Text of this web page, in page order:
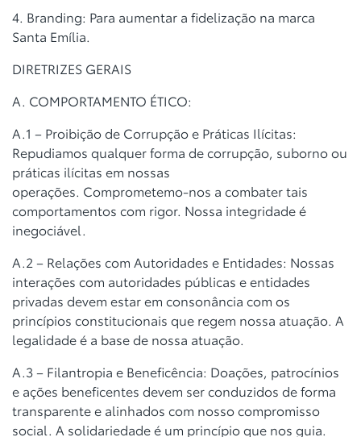
4. Branding: Para aumentar a fidelização na marca
Santa Emília.
DIRETRIZES GERAIS
A. COMPORTAMENTO ÉTICO:
A.1 – Proibição de Corrupção e Práticas Ilícitas:
Repudiamos qualquerforma de corrupção, suborno ou
práticas ilícitas em nossas
operações. Comprometemo-nos a combater tais
comportamentos com rigor. Nossa integridade é
inegociável.
A.2 – Relações com Autoridades e Entidades: Nossas
interações com autoridades públicas e entidades
privadas devem estar em consonância com os
princípios constitucionais que regem nossa atuação. A
legalidade é a basede nossa atuação.
A.3 – Filantropia e Beneficência: Doações, patrocínios
e ações beneficentes devem ser conduzidos de forma
transparente e alinhados com nosso compromisso
social. A solidariedade é um princípio que nos guia.